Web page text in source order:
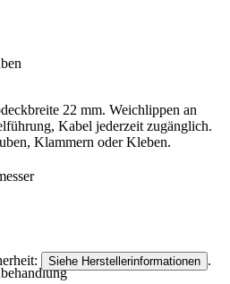
22 mm. Weichlippen an
Kabel jederzeit zugänglich.
Klammern oder Kleben.
Siehe Herstellerinformationen .